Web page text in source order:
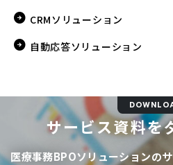
CRMソリューション
自動応答ソリューション
サービス資料を
医療事務BPOソリューションの